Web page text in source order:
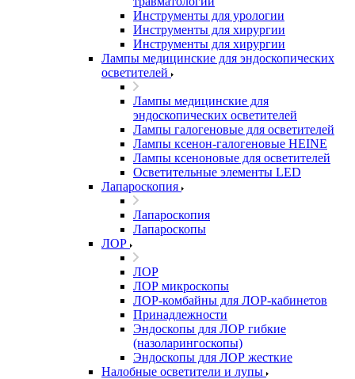
Инструменты для урологии
Инструменты для хирургии
Инструменты для хирургии
Лампы медицинские для эндоскопических
осветителей
Лампы медицинские для
эндоскопических осветителей
Лампы галогеновые для осветителей
Лампы ксенон-галогеновые HEINE
Лампы ксеноновые для осветителей
Осветительные элементы LED
Лапароскопия
Лапароскопия
Лапароскопы
ЛОР
ЛОР
ЛОР микроскопы
ЛОР-комбайны для ЛОР-кабинетов
Принадлежности
Эндоскопы для ЛОР гибкие
(назоларингоскопы)
Эндоскопы для ЛОР жесткие
Налобные осветители и лупы